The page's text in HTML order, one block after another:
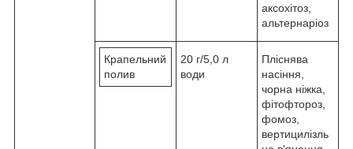
аксохітоз,
альтернаріоз
Крапельний
полив
20 г/5,0 л
води
Пліснява
насіння,
чорна ніжка,
фітофтороз,
фомоз,
вертицилізль